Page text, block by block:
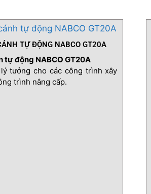
TỰ ĐỘNG NABCO GT20A
tự động NABCO GT20A
tưởng cho các công trình xây
trình nâng cấp.